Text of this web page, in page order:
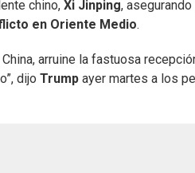
chino, Xi Jinping,
en Oriente Medio.
arruine la fastuosa
dijo Trump ayer martes a los